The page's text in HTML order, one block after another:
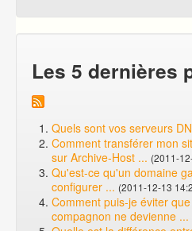
Les 5 dernières
Quels sont vos serveurs
Comment transférer mon
sur Archive-Host ... (2011-
Qu'est-ce qu'un domaine
configurer ... (2011-12-13
Comment puis-je éviter
compagnon ne devienne ...